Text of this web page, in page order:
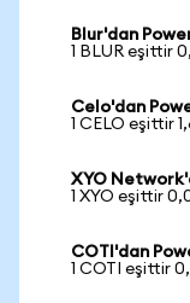
Blur'dan
1 BLUR eşittir
Celo'dan
1 CELO eşittir
XYO
1 XYO eşittir
COTI'dan
1 COTI eşittir